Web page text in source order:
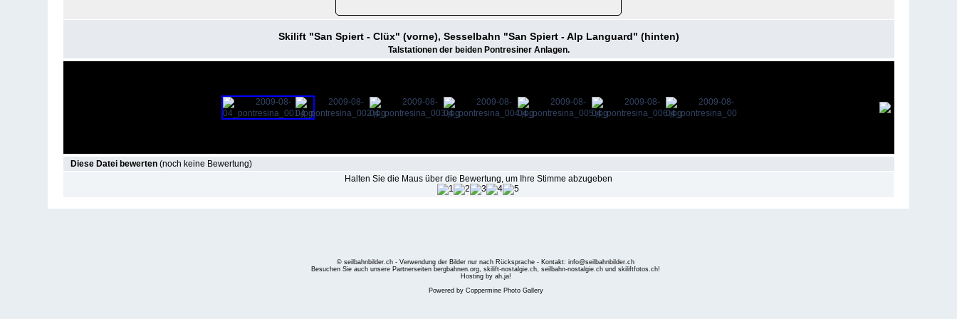
Skilift "San Spiert - Clüx" (vorne), Sesselbahn "San Spiert - Alp Languard" (hinten)
Talstationen der beiden Pontresiner Anlagen.
Diese Datei bewerten(noch keine Bewertung)
Halten Sie die Maus über die Bewertung, um Ihre Stimme abzugeben
© seilbahnbilder.ch - Verwendung der Bilder nur nach Rücksprache - Kontakt: info@seilbahnbilder.ch
Besuchen Sie auch unsere Partnerseiten bergbahnen.org, skilift-nostalgie.ch, seilbahn-nostalgie.ch und skiliftfotos.ch!
Hosting by ah,ja!
Powered by Coppermine Photo Gallery